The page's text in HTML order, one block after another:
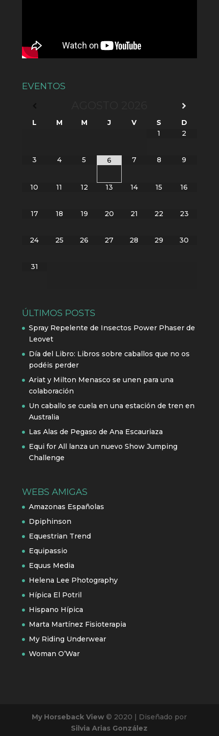
EVENTOS
L M M J V S
D
1
2
3 4 5 6 7 8 9
10 11 12 13 14 15 16
17 18 19 20 21 22 23
24 25 26 27 28 29 30
31
ÚLTIMOS POSTS
Spray Repelente de Insectos Power Phaser de
Leovet
Día del Libro: Libros sobre caballos que no os
podéis perder
Ariat y Milton Menasco se unen para una
colaboración
Un caballo se cuela en una estación de tren en
Australia
Las Alas de Pegaso de Ana Escauriaza
Equi for All lanza un nuevo Show Jumping
Challenge
WEBS AMIGAS
Amazonas Españolas
Dpiphinson
Equestrian Trend
Equipassio
Equus Media
Helena Lee Photography
Hípica El Potril
Hispano Hípica
Marta Martínez Fisioterapia
My Riding Underwear
Woman O’War
My Horseback View © 2020 | Diseñado por
Silvia Arias González